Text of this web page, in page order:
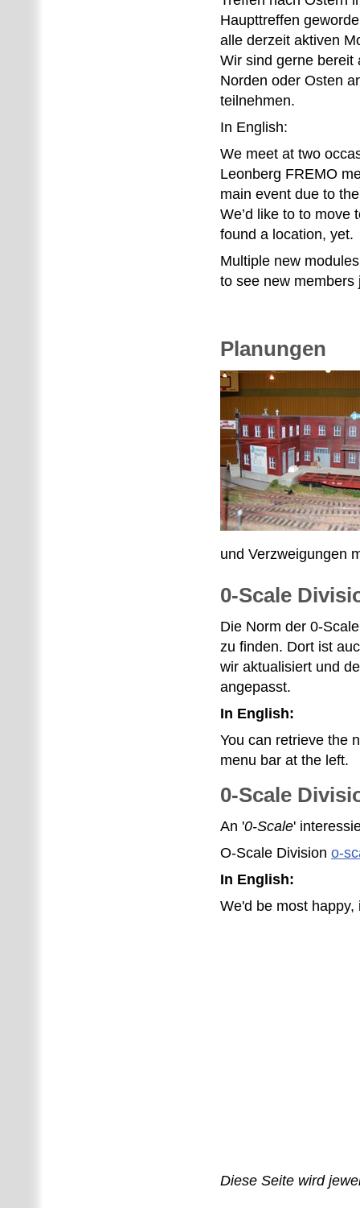
Haupttreffen
alle derzeit aktiven
Wir sind gerne bereit
Norden oder Osten
teilnehmen.
In English:
We meet at two
Leonberg FREMO
main event due to
We’d like to to move
found a location, yet.
Multiple new
to see new
Planungen
und Verzweigungen
0-Scale
Die Norm der 0-
zu finden. Dort ist
wir aktualisiert und
angepasst.
In English:
You can retrieve the
menu bar at the left.
0-Scale
An '0-Scale'
O-Scale Division o-
In English:
We'd be most
Diese Seite wird